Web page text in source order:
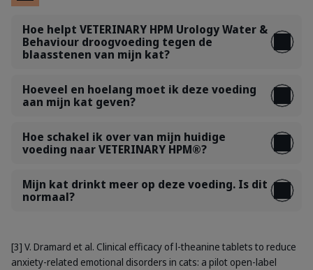
Hoe helpt VETERINARY HPM Urology Water &
Behaviour droogvoeding tegen de
blaasstenen van mijn kat?
Hoeveel en hoelang moet ik deze voeding
aan mijn kat geven?
Hoe schakel ik over van mijn huidige
voeding naar VETERINARY HPM®?
Mijn kat drinkt meer op deze voeding. Is dit
normaal?
[3] V. Dramard et al. Clinical efficacy of l-theanine tablets to reduce
anxiety-related emotional disorders in cats: a pilot open-label